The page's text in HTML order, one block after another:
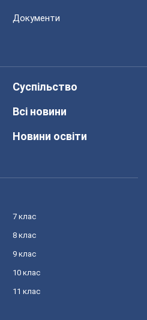
Документи
Суспільство
Всі новини
Новини освіти
7 клас
8 клас
9 клас
10 клас
11 клас